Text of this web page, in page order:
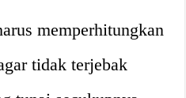
memperhitungkan
tidak terjebak